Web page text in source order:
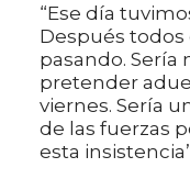
“Ese día
Después
pasando.
pretender
viernes. Sería
de las fuerzas
esta